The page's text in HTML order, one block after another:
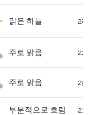
맑은 하늘 28°
주로 맑음 22°
주로 맑음 25°
부분적으로 흐림 23°